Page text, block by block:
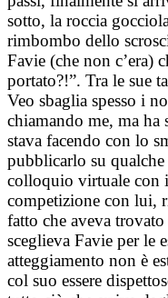
sotto, la roccia
rimbombo dello
Favie (che non c’era)
portato?!”. Tra le sue
Veo sbaglia spesso i
chiamando me, ma
stava facendo con lo
pubblicarlo su
colloquio virtuale con
competizione con lui,
fatto che aveva
sceglieva Favie per le
atteggiamento non è
col suo essere